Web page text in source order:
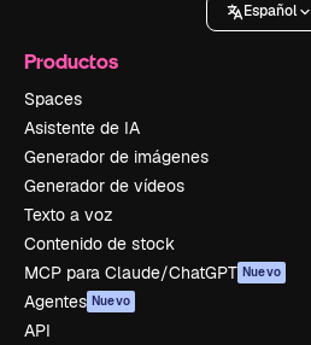
Español
Productos
Spaces
Asistente de IA
Generador de imágenes
Generador de vídeos
Texto a voz
Contenido de stock
MCP para Claude/ChatGPT Nuevo
Agentes Nuevo
API